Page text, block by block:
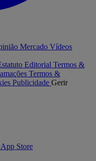
Mercado Vídeos
Editorial Termos &
Termos &
Publicidade Gerir
App Store